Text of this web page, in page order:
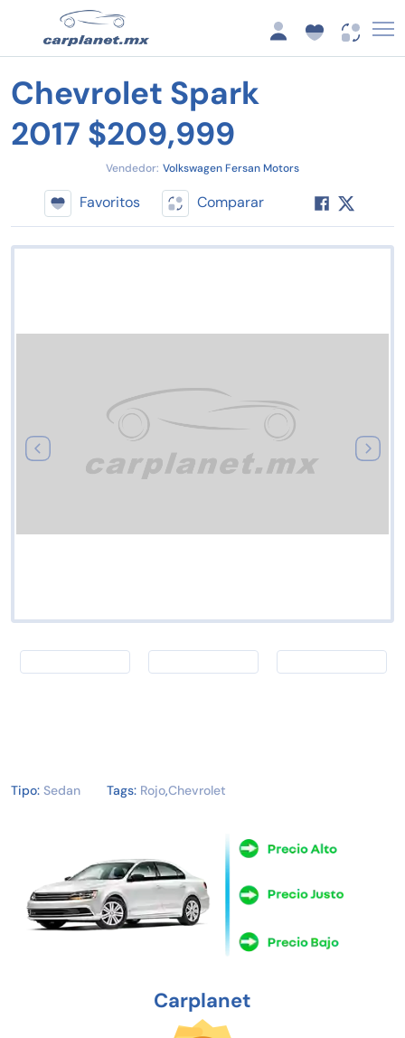
Chevrolet Spark
2017 $209,999
Vendedor: Volkswagen Fersan Motors
Favoritos Comparar
Tipo: Sedan Tags: Rojo,Chevrolet
Carplanet